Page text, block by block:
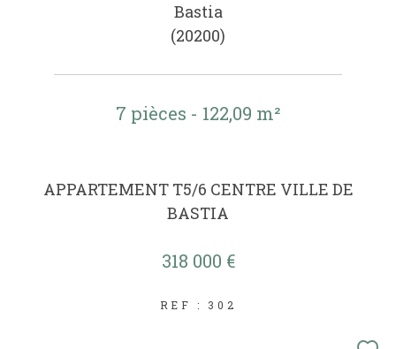
Bastia
(20200)
7 pièces - 122,09 m²
APPARTEMENT T5/6 CENTRE VILLE DE
BASTIA
318 000 €
REF : 302